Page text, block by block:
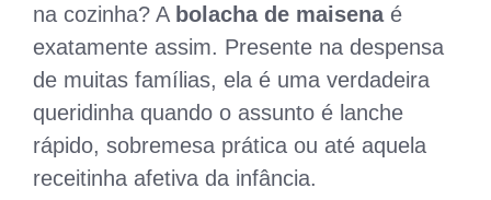
na cozinha? A bolacha de maisenaé
exatamente assim. Presente na despensa
de muitas famílias, ela é uma verdadeira
queridinha quando o assunto é lanche
rápido, sobremesa prática ou até aquela
receitinha afetiva da infância.